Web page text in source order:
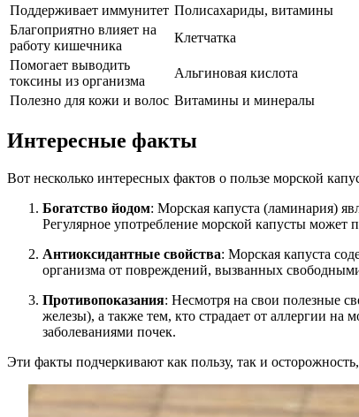
Поддерживает иммунитет Полисахариды, витамины
Благоприятно влияет на
работу кишечника
Клетчатка
Помогает выводить
токсины из организма
Альгиновая кислота
Полезно для кожи и волос Витамины и минералы
Интересные факты
Вот несколько интересных фактов о пользе морской
Богатство йодом: Морская капуста (ламинария)
Регулярное употребление морской капусты может
Антиоксидантные свойства: Морская капуста
организма от повреждений, вызванных
Противопоказания: Несмотря на свои полезные
железы), а также тем, кто страдает от аллергии
заболеваниями почек.
Эти факты подчеркивают как пользу, так и